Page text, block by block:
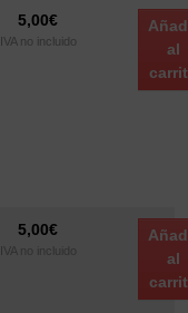
5,00€
IVA no incluido
al
5,00€
IVA no incluido
al